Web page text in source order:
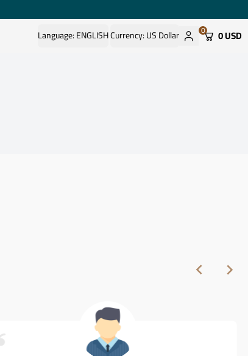
Language:ENGLISHCurrency:US Dollar 0 0 USD